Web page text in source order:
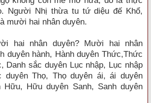
Người Nhị thừa tu tứ diệu đế Khổ,
mười hai nhân duyên.
hai nhân duyên? Mười hai nhân
duyên hành, Hành duyên Thức,Thức
Danh sắc duyên Lục nhập, Lục nhập
duyên Thọ, Thọ duyên ái, ái duyên
Hữu, Hữu duyên Sanh, Sanh duyên